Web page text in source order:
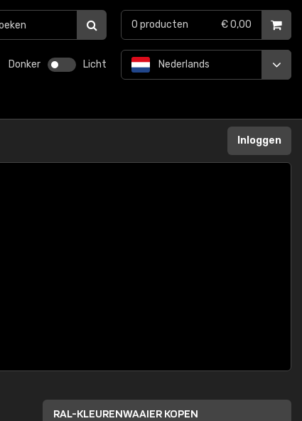
Donker Licht Nederlands
0 producten € 0,00
Inloggen
RAL-KLEURENWAAIER KOPEN